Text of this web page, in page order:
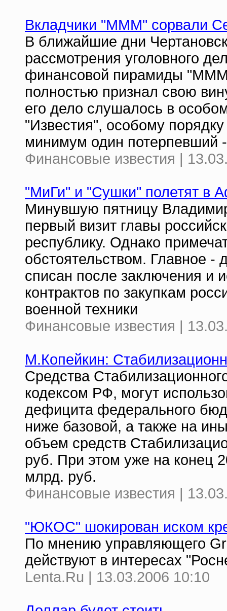
Вкладчики "МММ" сорвали
В ближайшие дни
рассмотрения уголовного
финансовой пирамиды
полностью признал свою
его дело слушалось в
"Известия", особому
минимум один
Финансовые известия |
"МиГи" и "Сушки" полетят в
Минувшую пятницу
первый визит главы
республику. Однако
обстоятельством. Главное -
списан после заключения и
контрактов по закупкам
военной техники
Финансовые известия |
М.Копейкин:
Средства
кодексом РФ, могут
дефицита федерального
ниже базовой, а также на
объем средств
руб. При этом уже на конец
млрд. руб.
Финансовые известия |
"ЮКОС" шокирован иском
По мнению управляющего
действуют в интересах
Lenta.Ru | 13.03.2006 10:10